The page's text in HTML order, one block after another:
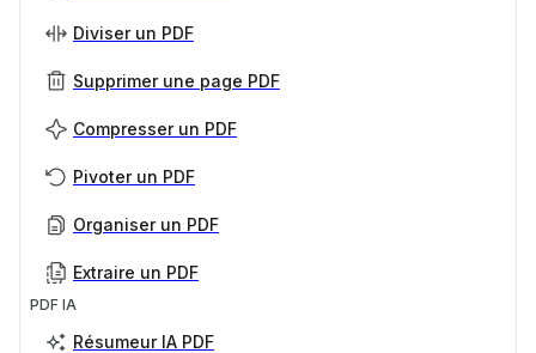
Diviser un PDF
Supprimer une page PDF
Compresser un PDF
Pivoter un PDF
Organiser un PDF
Extraire un PDF
PDF IA
Résumeur IA PDF